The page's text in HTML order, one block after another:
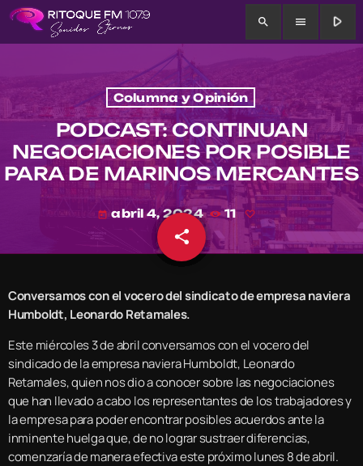
search menu play_arrow
Columna y Opinión
PODCAST: CONTINUAN
NEGOCIACIONES POR POSIBLE
PARA DE MARINOS MERCANTES
today abril 4, 2024 11
share
email
Conversamos con el vocero del sindicato de empresa naviera
Humboldt, Leonardo Retamales.
Este miércoles 3 de abril conversamos con el vocero del
sindicado de la empresa naviera Humboldt, Leonardo
Retamales, quien nos dio a conocer sobre las negociaciones
que han llevado a cabo los representantes de los trabajadores y
la empresa para poder encontrar posibles acuerdos ante la
inminente huelga que, de no lograr sustraer diferencias,
comenzaría de manera efectiva este próximo lunes 8 de abril.